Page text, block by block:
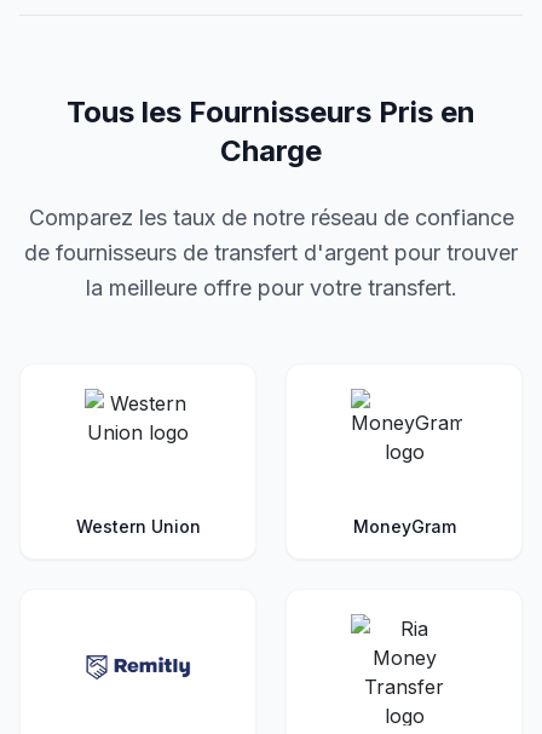
Tous les Fournisseurs Pris en
Charge
Comparez les taux de notre réseau de confiance
de fournisseurs de transfert d'argent pour trouver
la meilleure offre pour votre transfert.
Western Union MoneyGram